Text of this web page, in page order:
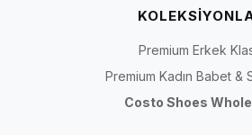
Premium Erkek
Premium Kadın Babet &
Costo Shoes